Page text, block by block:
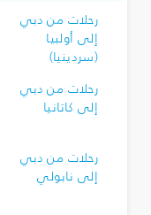
رحلات من دبي
إلى أولبيا
(سردينيا)
رحلات من دبي
إلى كاتانيا
رحلات من دبي
إلى نابولي